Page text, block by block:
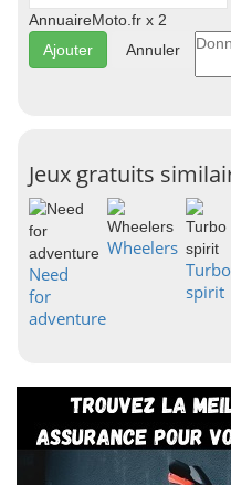
AnnuaireMoto.fr x 2
Annuler
Jeux gratuits
Need
for
adventure
Wheelers
Turbo
spirit